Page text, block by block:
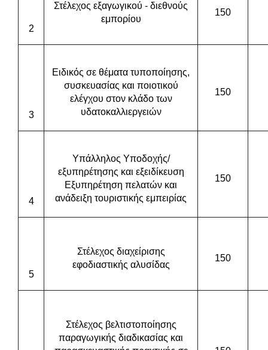
2
Στέλεχος εξαγωγικού - διεθνούς
εμπορίου
150
3
Ειδικός σε θέματα τυποποίησης,
συσκευασίας και ποιοτικού
ελέγχου στον κλάδο των
υδατοκαλλιεργειών
150
4
Υπάλληλος Υποδοχής/
εξυπηρέτησης και εξειδίκευση
Εξυπηρέτηση πελατών και
ανάδειξη τουριστικής εμπειρίας
150
5
Στέλεχος διαχείρισης
εφοδιαστικής αλυσίδας
150
Στέλεχος βελτιστοποίησης
παραγωγικής διαδικασίας και